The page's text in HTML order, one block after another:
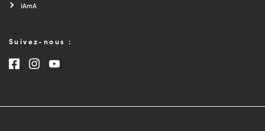
IAmA
Suivez-nous :
Consultez notre page Facebook
Consultez notre page Instagram
Consultez notre chaîne Youtube